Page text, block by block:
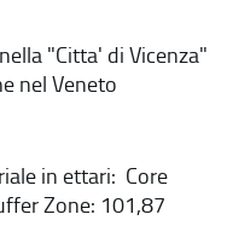
"Citta' di Vicenza"
nel Veneto
in ettari: Core
Zone: 101,87